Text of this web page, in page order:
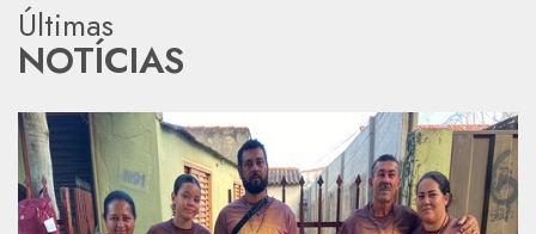
Últimas
NOTÍCIAS